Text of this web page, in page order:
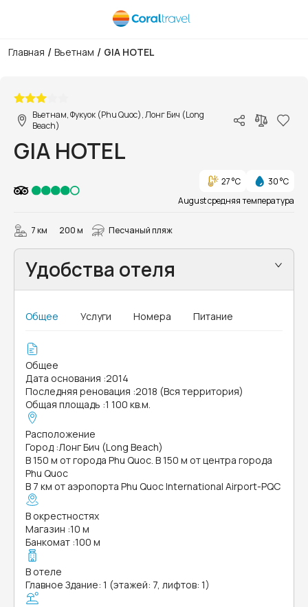
Главная / Вьетнам / GIA HOTEL
Вьетнам, Фукуок (Phu Quoc), Лонг Бич (Long
Beach)
GIA HOTEL
27 °C
30 °C
August средняя температура
7 км 200 м Песчаный пляж
Удобства отеля
Общее Услуги Номера Питание
Общее
Дата основания :2014
Последняя реновация :2018 (Вся территория)
Общая площадь :1 100 кв.м.
Расположение
Город :Лонг Бич (Long Beach)
В 150 м от города Phu Quoc. В 150 м от центра города
Phu Quoc
В 7 км от аэропорта Phu Quoc International Airport-PQC
В окрестностях
Магазин :10 м
Банкомат :100 м
В отеле
Главное Здание: 1 (этажей: 7, лифтов: 1)